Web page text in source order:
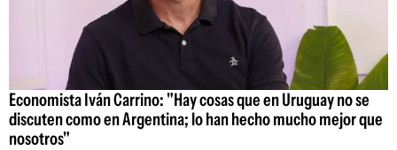
Economista Iván Carrino: "Hay cosas que en Uruguay no se
discuten como en Argentina; lo han hecho mucho mejor que
nosotros"